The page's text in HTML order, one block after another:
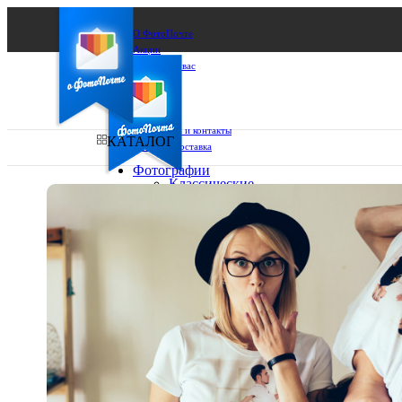
О ФотоПочте
Акции
Сделаем за вас
Бизнесу
FAQ
Франшиза
Поддержка и контакты
Оплата и доставка
Ваш регион доставки
Выберите из списка:
КАТАЛОГ
Фотографии
Классические
10х10
10х15
13х18
15х15
15х20
20х20
20х30
30х30
30х40
А4
Фото
в